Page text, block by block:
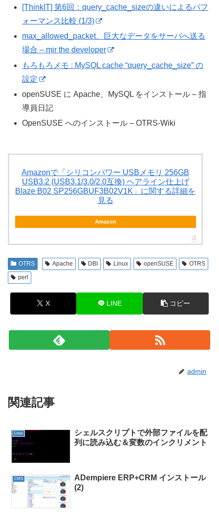
[ThinkIT] 第6回：query_cache_sizeの違いによるパフ
ォーマンス比較 (1/3)
max_allowed_packet、巨大なデータをサーバへ送る
場合 – mir the developer
もろもろメモ : MySQL cache “query_cache_size” の
設定
openSUSE に Apache、MySQL をインストール – 指
導員日記
OpenSUSE へのインストール – OTRS-Wiki
Amazonで「シリコンパワー USBメモリ 256GB
USB3.2 (USB3.1/3.0/2.0互換) ヘアライン仕上げ
Blaze B02 SP256GBUF3B02V1K」に関する詳細を
見る
Amazon
OTRS Apache DBI Linux openSUSE
OTRS
perl
X LINE コピー
admin
関連記事
Linux
シェルスクリプトで外部ファイルを配
列に読み込む＆変数のインクリメント
CMS
ADempiere ERP+CRM インストール
(2)